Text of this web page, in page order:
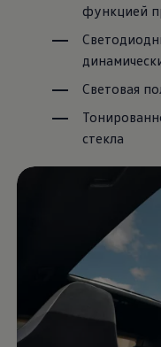
функцией
Световая
стекла